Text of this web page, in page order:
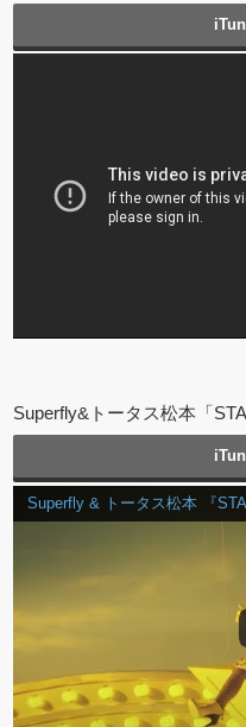
Superfly&トータス松本「
Superfly & トータス松本 『